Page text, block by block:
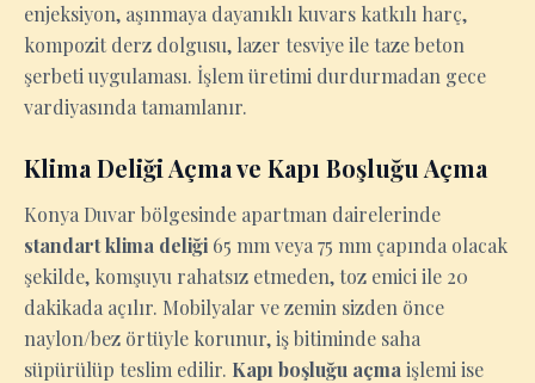
enjeksiyon, aşınmaya dayanıklı kuvars katkılı harç,
kompozit derz dolgusu, lazer tesviye ile taze beton
şerbeti uygulaması. İşlem üretimi durdurmadan gece
vardiyasında tamamlanır.
Klima Deliği Açma ve Kapı Boşluğu Açma
Konya Duvar bölgesinde apartman dairelerinde
standart klima deliği 65 mm veya 75 mm çapında olacak
şekilde, komşuyu rahatsız etmeden, toz emici ile 20
dakikada açılır. Mobilyalar ve zemin sizden önce
naylon/bez örtüyle korunur, iş bitiminde saha
süpürülüp teslim edilir. Kapı boşluğu açma işlemi ise